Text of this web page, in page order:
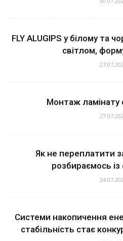
FLY ALUGIPS у білому та
світлом,
Монтаж ламінату
Як не переплатити
розбираємось
Системи накопичення
стабільність стає